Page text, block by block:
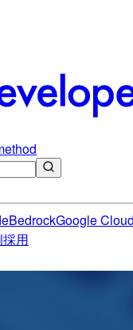
BedrockGoogle Cloud
採用